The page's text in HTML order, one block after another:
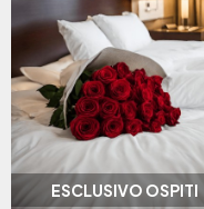
ESCLUSIVO OSPITI